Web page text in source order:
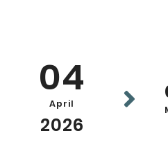
04
April
2026